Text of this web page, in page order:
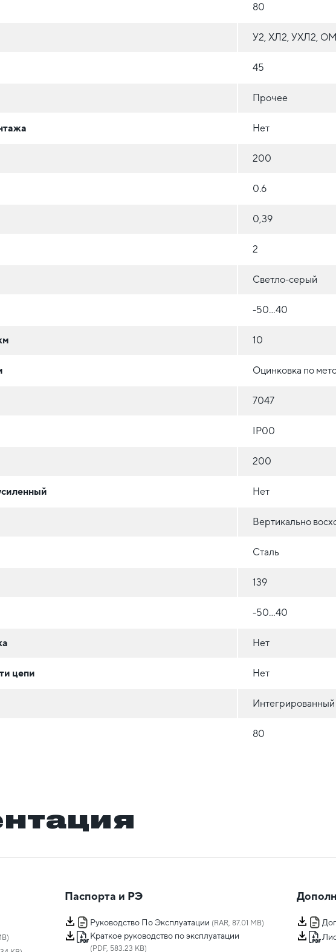
80
У2, ХЛ2, УХЛ2,
45
Прочее
Нет
200
0.6
0,39
2
Светло-серый
-50...40
10
Оцинковка по
7047
IP00
200
Нет
Вертикально
Сталь
139
-50...40
Нет
цепи Нет
Интегрированный
80
Паспорта и РЭ
Руководство По Эксплуатации (RAR, 87.01 MB)
Краткое руководство по эксплуатации
(PDF, 583.23 KB)